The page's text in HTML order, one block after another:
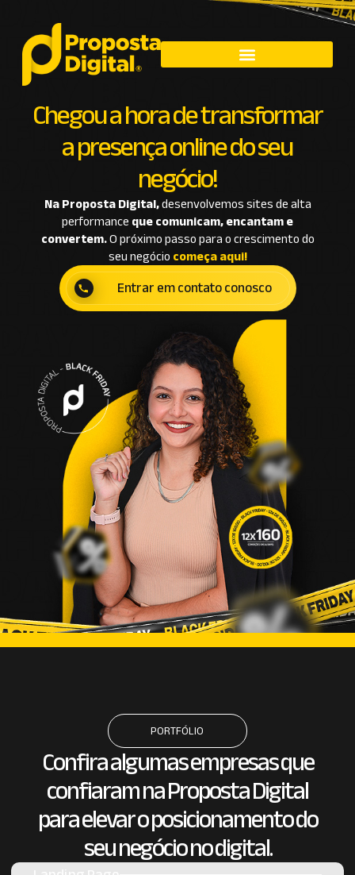
Chegou a hora de transformar
a presença online do seu
negócio!
Na Proposta Digital,desenvolvemos sites de alta
performanceque comunicam, encantam e
convertem.O próximo passo para o crescimento do
seu negóciocomeça aqui!
Entrar em contato conosco
PORTFÓLIO
Confira algumas empresas que
confiaram na Proposta Digital
para elevar o posicionamento do
seu negócio no digital.